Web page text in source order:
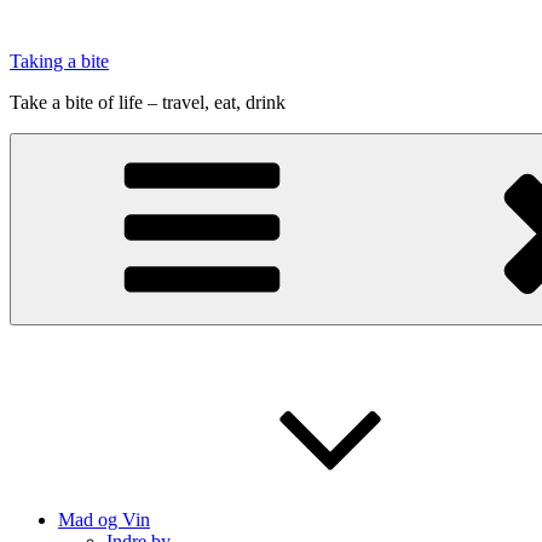
indhold
Taking a bite
Take a bite of life – travel, eat, drink
Mad og Vin